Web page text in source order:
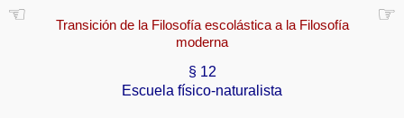
☜ ☞
Transición de la Filosofía escolástica a la Filosofía
moderna
§ 12
Escuela físico-naturalista